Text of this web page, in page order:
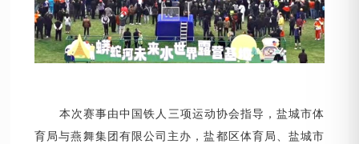
本次赛事由中国铁人三项运动协会指导，盐城市体
育局与燕舞集团有限公司主办，盐都区体育局、盐城市